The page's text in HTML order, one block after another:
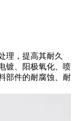
理，提高其耐久
镀、阳极氧化、喷
部件的耐腐蚀、耐